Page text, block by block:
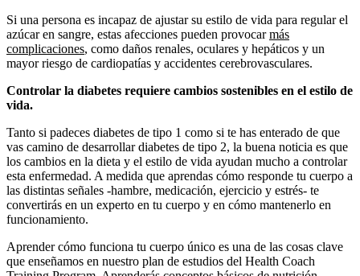
Si una persona es incapaz de ajustar su estilo de vida para regular el
azúcar en sangre, estas afecciones pueden provocarmás
complicaciones, como daños renales, oculares y hepáticos y un
mayor riesgo de cardiopatías y accidentes cerebrovasculares.
Controlar la diabetes requiere cambios sostenibles en el estilo de
vida.
Tanto si padeces diabetes de tipo 1 como si te has enterado de que
vas camino de desarrollar diabetes de tipo 2, la buena noticia es que
los cambios en la dieta y el estilo de vida ayudan mucho a controlar
esta enfermedad. A medida que aprendas cómo responde tu cuerpo a
las distintas señales -hambre, medicación, ejercicio y estrés- te
convertirás en un experto en tu cuerpo y en cómo mantenerlo en
funcionamiento.
Aprender cómo funciona tu cuerpo único es una de las cosas clave
que enseñamos en nuestro plan de estudios del Health Coach